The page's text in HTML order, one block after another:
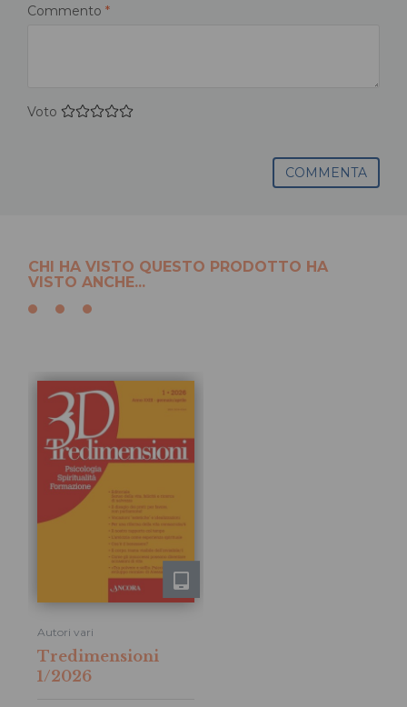
Commento *
Voto
COMMENTA
CHI HA VISTO QUESTO PRODOTTO HA
VISTO ANCHE...
Autori vari
Tredimensioni
1/2026